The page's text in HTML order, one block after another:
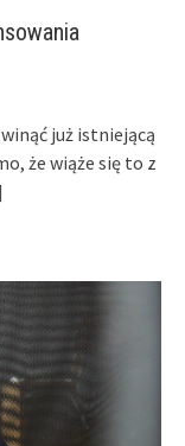
już istniejącą
że wiąże się to z